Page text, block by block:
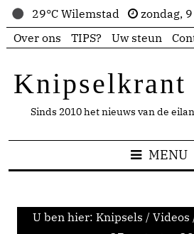
29°C Wilemstad
zondag,
Over ons
TIPS? Uw steun
Knipselkrant
Sinds 2010 het nieuws van de
MENU
U ben hier: Knipsels / Videos